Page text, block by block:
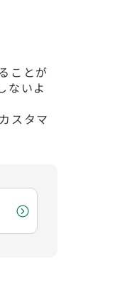
ことが
ないよ
スタマ